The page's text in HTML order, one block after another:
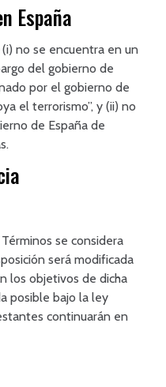
España
no se encuentra en un
del gobierno de
por el gobierno de
el terrorismo”, y (ii) no
de España de
se considera
será modificada
los objetivos de dicha
posible bajo la ley
continuarán en